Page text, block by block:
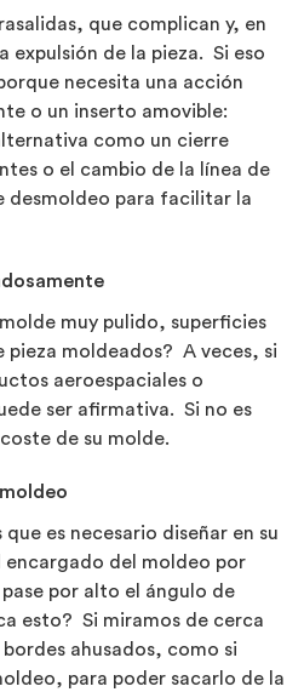
que complican y, en
expulsión de la pieza. Si eso
necesita una acción
o un inserto amovible:
como un cierre
o el cambio de la línea de
desmoldeo para facilitar la
muy pulido, superficies
pieza moldeados? A veces, si
aeroespaciales o
ser afirmativa. Si no es
de su molde.
es necesario diseñar en su
encargado del moldeo por
por alto el ángulo de
esto? Si miramos de cerca
ahusados, como si
para poder sacarlo de la